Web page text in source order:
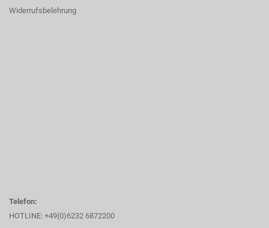
Widerrufsbelehrung
Telefon:
HOTLINE: +49(0)6232 6872200